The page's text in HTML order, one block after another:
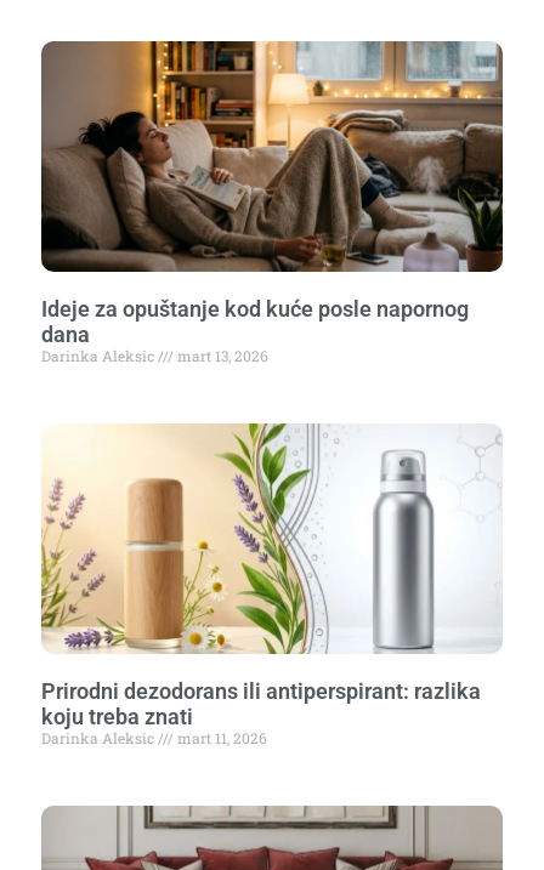
Ideje za opuštanje kod kuće posle napornog
dana
Darinka Aleksic mart 13, 2026
Prirodni dezodorans ili antiperspirant: razlika
koju treba znati
Darinka Aleksic mart 11, 2026